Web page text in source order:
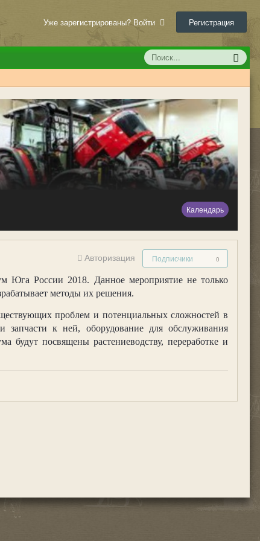
Уже зарегистрированы? Войти Регистрация
Календарь
Авторизация Подписчики 0
Юга России 2018. Данное мероприятие не только
методы их решения.
проблем и потенциальных сложностей в
запчасти к ней, оборудование для обслуживания
будут посвящены растениеводству, переработке и